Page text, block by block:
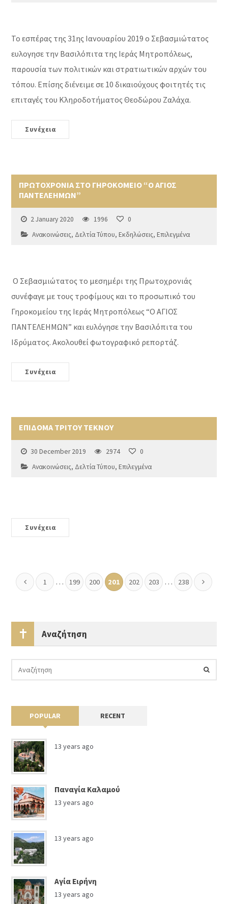
Το εσπέρας της 31ης Ιανουαρίου 2019 ο Σεβασμιώτατος
ευλογησε την Βασιλόπιτα της Ιεράς Μητροπόλεως,
παρουσία των πολιτικών και στρατιωτικών αρχών του
τόπου. Επίσης διένειμε σε 10 δικαιούχους φοιτητές τις
επιταγές του Κληροδοτήματος Θεοδώρου Ζαλάχα.
Συνέχεια
ΠΡΩΤΟΧΡΟΝΙΑ ΣΤΟ ΓΗΡΟΚΟΜΕΙΟ “Ο ΑΓΙΟΣ
ΠΑΝΤΕΛΕΗΜΩΝ”
2 January 2020 1996
0
Ανακοινώσεις, Δελτία Τύπου,Εκδηλώσεις,Επιλεγμένα
Ο Σεβασμιώτατος το μεσημέρι της Πρωτοχρονιάς
συνέφαγε με τους τροφίμους και το προσωπικό του
Γηροκομείου της Ιεράς Μητροπόλεως “Ο ΑΓΙΟΣ
ΠΑΝΤΕΛΕΗΜΩΝ” και ευλόγησε την Βασιλόπιτα του
Ιδρύματος. Ακολουθεί φωτογραφικό ρεπορτάζ.
Συνέχεια
ΕΠΙΔΟΜΑ ΤΡΙΤΟΥ ΤΕΚΝΟΥ
30 December 2019 2974
0
Ανακοινώσεις, Δελτία Τύπου,Επιλεγμένα
Συνέχεια
1 … 199 200 201 202 203 … 238
Αναζήτηση
POPULAR RECENT
13 years ago
Παναγία Καλαμού
13 years ago
13 years ago
Αγία Ειρήνη
13 years ago